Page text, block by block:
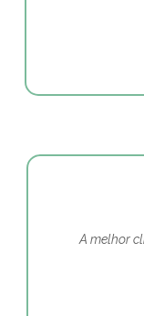
A melhor